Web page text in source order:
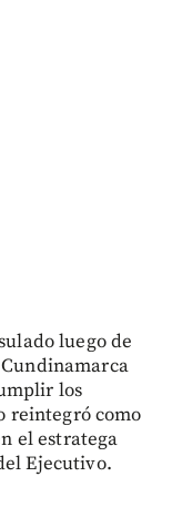
luego de
los
reintegró como
el estratega
Ejecutivo.